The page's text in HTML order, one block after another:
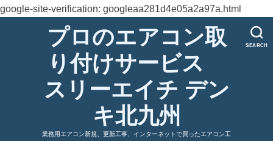
google-site-verification: googleaa281d4e05a2a97a.html
SEARCH
プロのエアコン取
り付けサービス
スリーエイチ デン
キ北九州
業務用エアコン新規、更新工事、インターネットで買ったエアコン工